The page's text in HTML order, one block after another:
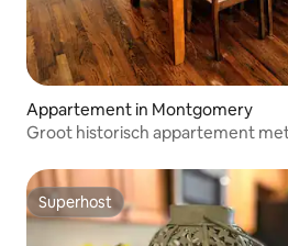
Appartement in Montgomery
Groot historisch appartement
Superhost
Superhost